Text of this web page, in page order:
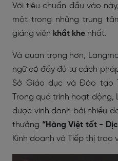
Với tiêu chuẩn đầu vào
một trong những trung
giảng viên khắt khe nhất.
Và quan trọng hơn,
ngữ có đầy đủ tư cách
Sở Giáo dục và Đào tạo
Trong quá trình hoạt
được vinh danh bởi nhiều
thưởng “Hàng Việt tốt -
Kinh doanh và Tiếp thị trao